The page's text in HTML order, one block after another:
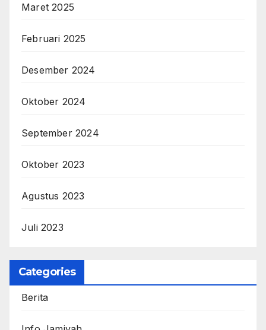
Maret 2025
Februari 2025
Desember 2024
Oktober 2024
September 2024
Oktober 2023
Agustus 2023
Juli 2023
Categories
Berita